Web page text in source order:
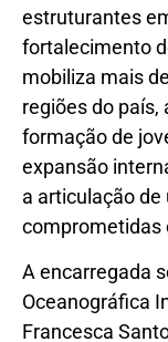
estruturantes
fortalecimento
mobiliza mais
regiões do país,
formação de
expansão
a articulação
comprometidas
A encarregada
Oceanográfica
Francesca